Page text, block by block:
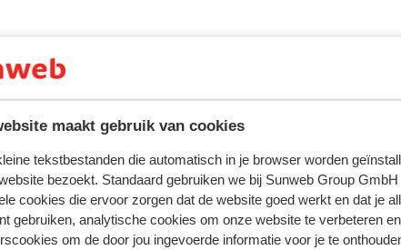
maakt gebruik van cookies
tekstbestanden die automatisch in je browser worden
bezoekt. Standaard gebruiken we bij Sunweb Group GmbH
cookies die ervoor zorgen dat de website goed werkt en dat je
gebruiken, analytische cookies om onze website te verbeteren en
om de door jou ingevoerde informatie voor je te
er een restaurant, waar je iedere avond
niet voor het eten te hoeven zorgen.
voor de trek tussendoor. En bijna
met ons product eerlijk weergeven.
Meest geboekt door met